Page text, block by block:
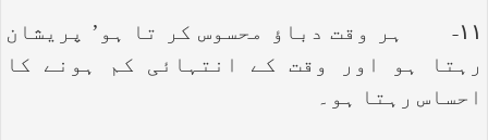
۱۱- ہر وقت دباؤ محسوس کر تا ہو’ پریشان
رہتا ہو اور وقت کے انتہائی کم ہونے کا
احساس رہتا ہو۔